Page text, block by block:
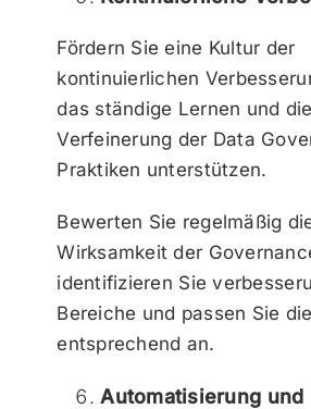
Fördern Sie eine Kultur der
kontinuierlichen
das ständige Lernen und die
Verfeinerung der Data
Praktiken unterstützen.
Bewerten Sie regelmäßig
Wirksamkeit der
identifizieren Sie
Bereiche und passen Sie
entsprechend an.
Automatisierung und